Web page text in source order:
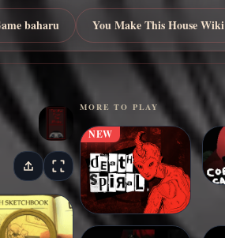
baharu You Make This House Wiki
MORE TO PLAY
NEW